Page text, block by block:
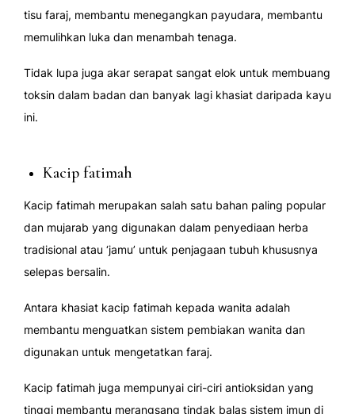
tisu faraj, membantu menegangkan payudara, membantu
memulihkan luka dan menambah tenaga.
Tidak lupa juga akar serapat sangat elok untuk membuang
toksin dalam badan dan banyak lagi khasiat daripada kayu
ini.
Kacip fatimah
Kacip fatimah merupakan salah satu bahan paling popular
dan mujarab yang digunakan dalam penyediaan herba
tradisional atau ‘jamu’ untuk penjagaan tubuh khususnya
selepas bersalin.
Antara khasiat kacip fatimah kepada wanita adalah
membantu menguatkan sistem pembiakan wanita dan
digunakan untuk mengetatkan faraj.
Kacip fatimah juga mempunyai ciri-ciri antioksidan yang
tinggi membantu merangsang tindak balas sistem imun di